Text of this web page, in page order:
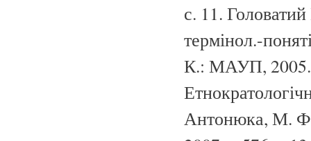
с. 11.
термінол.-
К.: МАУП, 2005.
Антонюка, М.